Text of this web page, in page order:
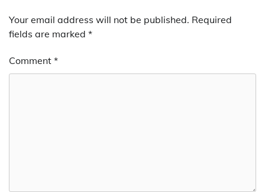
Your email address will not be published. Required
fields are marked *
Comment *